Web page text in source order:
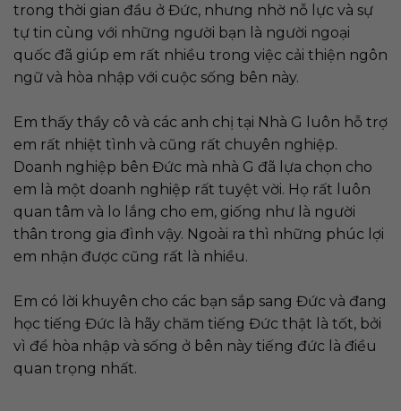
trong thời gian đầu ở Đức, nhưng nhờ nỗ lực và sự
tự tin cùng với những người bạn là người ngoại
quốc đã giúp em rất nhiều trong việc cải thiện ngôn
ngữ và hòa nhập với cuộc sống bên này.
Em thấy thầy cô và các anh chị tại Nhà G luôn hỗ trợ
em rất nhiệt tình và cũng rất chuyên nghiệp.
Doanh nghiệp bên Đức mà nhà G đã lựa chọn cho
em là một doanh nghiệp rất tuyệt vời. Họ rất luôn
quan tâm và lo lắng cho em, giống như là người
thân trong gia đình vậy. Ngoài ra thì những phúc lợi
em nhận được cũng rất là nhiều.
Em có lời khuyên cho các bạn sắp sang Đức và đang
học tiếng Đức là hãy chăm tiếng Đức thật là tốt, bởi
vì để hòa nhập và sống ở bên này tiếng đức là điều
quan trọng nhất.